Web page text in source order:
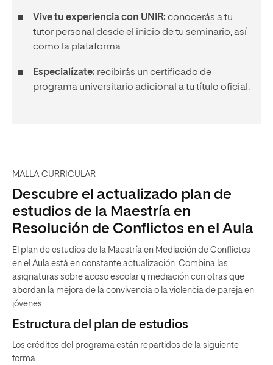
Vive tu experiencia con UNIR: conocerás a tu
tutor personal desde el inicio de tu seminario, así
como la plataforma.
Especialízate: recibirás un certificado de
programa universitario adicional a tu título oficial.
MALLA CURRICULAR
Descubre el actualizado plan de
estudios de la Maestría en
Resolución de Conflictos en el Aula
El plan de estudios de la Maestría en Mediación de Conflictos
en el Aula está en constante actualización. Combina las
asignaturas sobre acoso escolar y mediación con otras que
abordan la mejora de la convivencia o la violencia de pareja en
jóvenes.
Estructura del plan de estudios
Los créditos del programa están repartidos de la siguiente
forma: